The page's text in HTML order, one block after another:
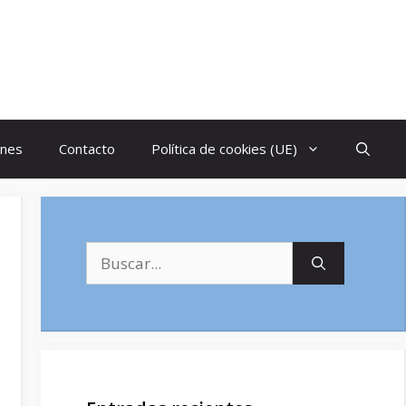
Contacto Política de cookies (UE)